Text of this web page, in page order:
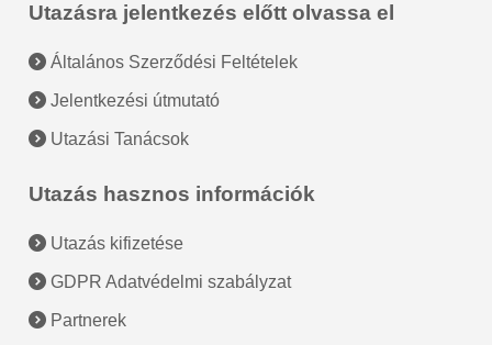
Utazásra jelentkezés előtt olvassa el
Általános Szerződési Feltételek
Jelentkezési útmutató
Utazási Tanácsok
Utazás hasznos információk
Utazás kifizetése
GDPR Adatvédelmi szabályzat
Partnerek